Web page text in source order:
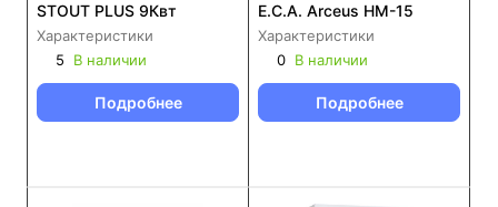
STOUT PLUS 9Квт
Характеристики
5
В наличии
Подробнее
E.C.A. Arceus HM-15
Характеристики
0 В наличии
Подробнее